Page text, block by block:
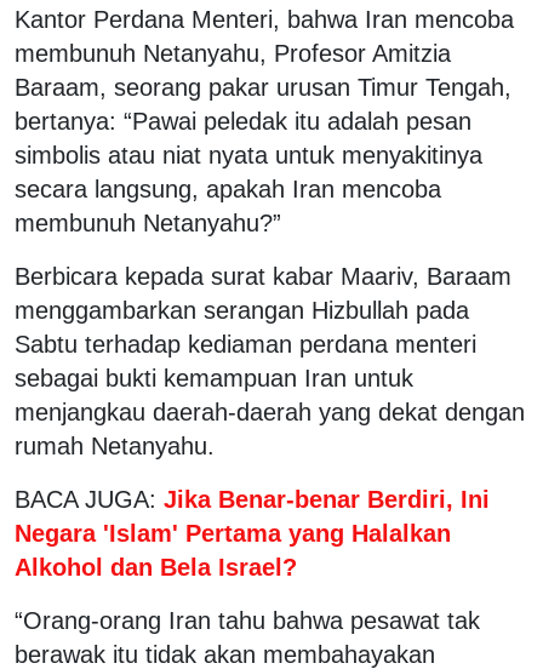
Kantor Perdana Menteri, bahwa Iran mencoba
membunuh Netanyahu, Profesor Amitzia
Baraam, seorang pakar urusan Timur Tengah,
bertanya: “Pawai peledak itu adalah pesan
simbolis atau niat nyata untuk menyakitinya
secara langsung, apakah Iran mencoba
membunuh Netanyahu?”
Berbicara kepada surat kabar Maariv, Baraam
menggambarkan serangan Hizbullah pada
Sabtu terhadap kediaman perdana menteri
sebagai bukti kemampuan Iran untuk
menjangkau daerah-daerah yang dekat dengan
rumah Netanyahu.
BACA JUGA: Jika Benar-benar Berdiri, Ini
Negara 'Islam' Pertama yang Halalkan
Alkohol dan Bela Israel?
“Orang-orang Iran tahu bahwa pesawat tak
berawak itu tidak akan membahayakan